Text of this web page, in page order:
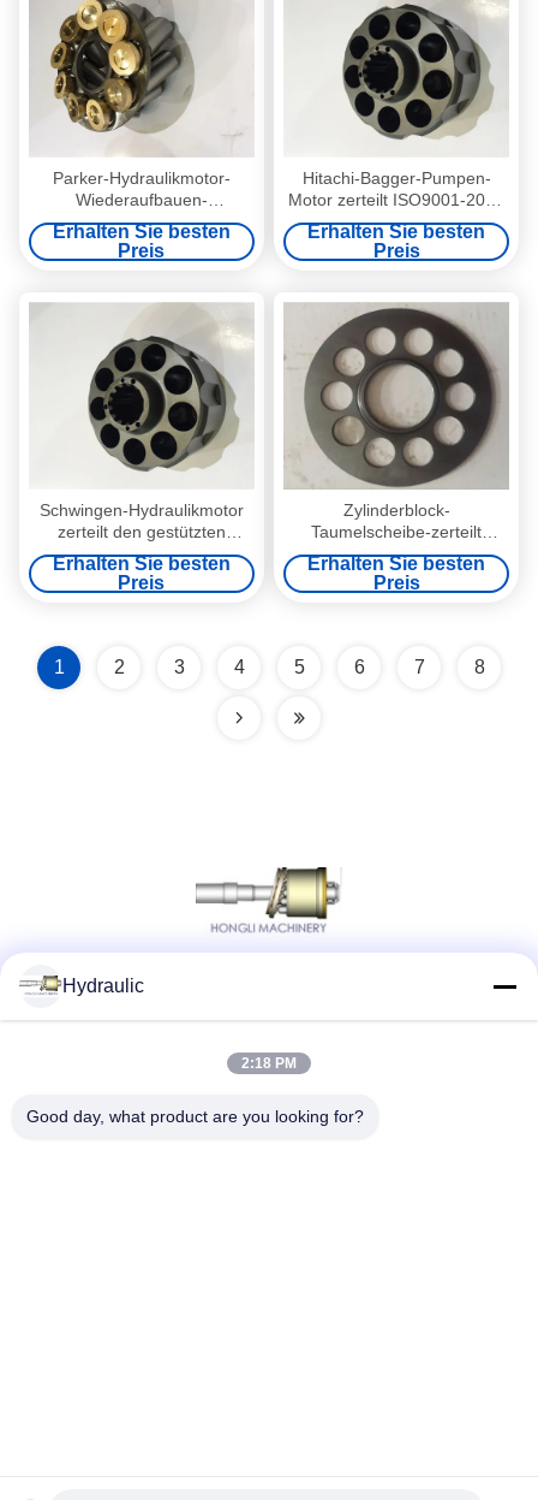
Parker-Hydraulikmotor-
Wiederaufbauen-
Ausrüstungs-Ball-Führer-
Ventil-Platte enthaltene CER-
ISO
Erhalten Sie besten
Preis
Hitachi-Bagger-Pumpen-
Motor zerteilt ISO9001-2000
φ118×209 T15 φ49.8 Sφ29
Erhalten Sie besten
Preis
Schwingen-Hydraulikmotor
zerteilt den gestützten
Dichtungs-Ausrüstungs-
Taumelscheibe-Zylinderblock
Erhalten Sie besten
Preis
Zylinderblock-
Taumelscheibe-zerteilt
hydraulische Kolbenpumpe
KAYABA MSF230 für
Schwingen-Motoren
Erhalten Sie besten
Preis
1 2 3 4 5 6 7 8
Schneller Kontakt
Hydraulic
2:18 PM
Good day, what product are you looking for?